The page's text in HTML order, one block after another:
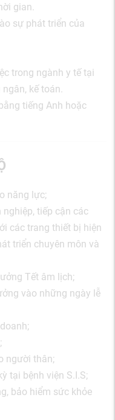
gian.
sự phát triển của
trong ngành y tế tại
kế toán.
tiếng Anh hoặc
năng lực;
tiếp cận các
các trang thiết bị hiện
triển chuyên môn và
Tết âm lịch;
vào những ngày lễ
người thân;
tại bệnh viện S.I.S;
bảo hiểm sức khỏe